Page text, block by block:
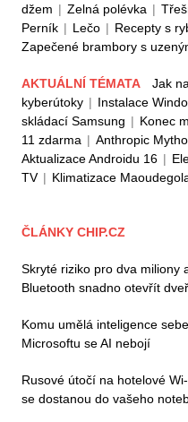
džem | Zelná polévka |
Perník | Lečo | Recepty s
Zapečené brambory s
AKTUÁLNÍ TÉMATA Jak
kyberútoky | Instalace
skládací Samsung | Konec
11 zdarma | Anthropic
Aktualizace Androidu 16 |
TV | Klimatizace
ČLÁNKY CHIP.CZ
Skryté riziko pro dva miliony
Bluetooth snadno otevřít
Komu umělá inteligence
Microsoftu se AI nebojí
Rusové útočí na hotelové
se dostanou do vašeho